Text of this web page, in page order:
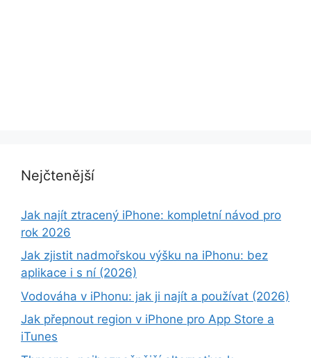
Nejčtenější
Jak najít ztracený iPhone: kompletní návod pro
rok 2026
Jak zjistit nadmořskou výšku na iPhonu: bez
aplikace i s ní (2026)
Vodováha v iPhonu: jak ji najít a používat (2026)
Jak přepnout region v iPhone pro App Store a
iTunes